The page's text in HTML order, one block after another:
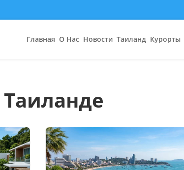
Главная О Нас Новости Таиланд Курорты
Таиланде